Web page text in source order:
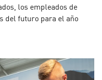
los empleados de
del futuro para el año